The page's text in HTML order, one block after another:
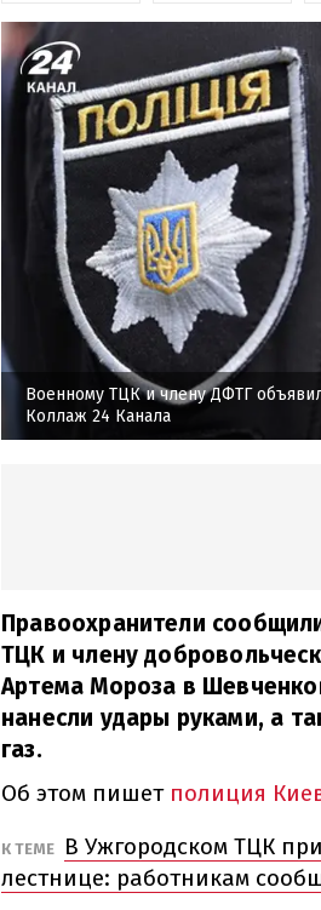
Военному ТЦК и члену ДФТГ
Коллаж 24 Канала
Правоохранители
ТЦК и члену
Артема Мороза в
нанесли удары руками, а
газ.
Об этом пишет полиция
К ТЕМЕ
В Ужгородском ТЦК
лестнице: работникам